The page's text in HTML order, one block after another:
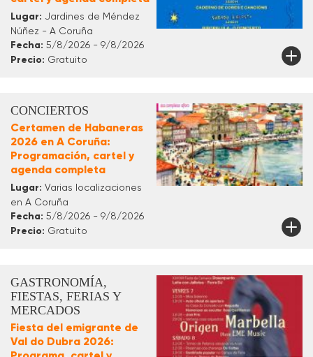
Lugar: Jardines de Méndez
Núñez - A Coruña
Fecha: 5/8/2026 - 9/8/2026
Precio: Gratuito
CONCIERTOS
Certamen de Habaneras
2026 en A Coruña:
Programación, cartel y
agenda completa
Lugar: Varias localizaciones
en A Coruña
Fecha: 5/8/2026 - 9/8/2026
Precio: Gratuito
GASTRONOMÍA,
FIESTAS, FERIAS Y
MERCADOS
Fiesta del emigrante de
Val do Dubra 2026: